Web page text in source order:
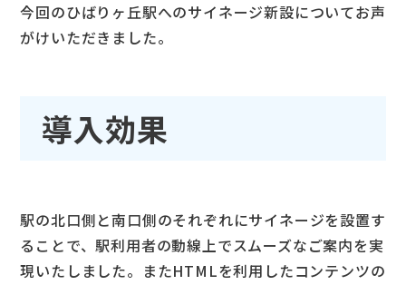
今回のひばりヶ丘駅へのサイネージ新設についてお声
がけいただきました。
導入効果
駅の北口側と南口側のそれぞれにサイネージを設置す
ることで、駅利用者の動線上でスムーズなご案内を実
現いたしました。またHTMLを利用したコンテンツの